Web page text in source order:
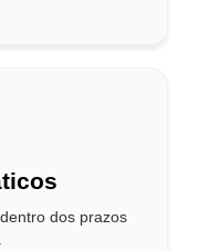
dos prazos